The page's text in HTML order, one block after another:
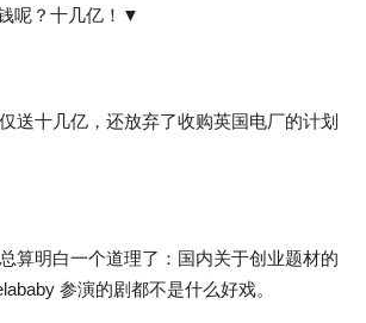
呢？十几亿！▼
送十几亿，还放弃了收购英国电厂的计划
算明白一个道理了：国内关于创业题材的
参演的剧都不是什么好戏。